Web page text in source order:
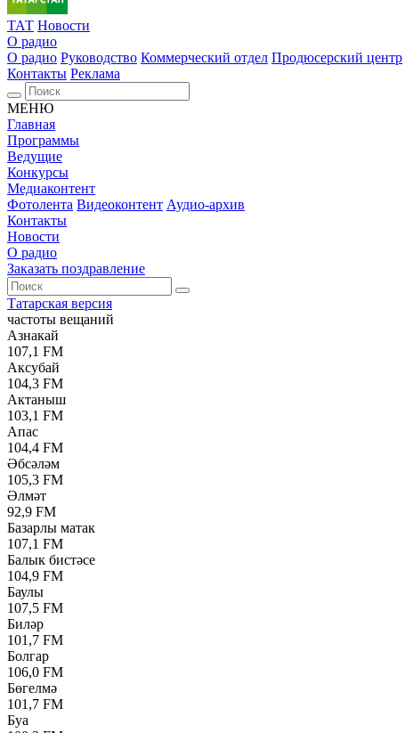
ТАТ Новости
О радио
О радио Руководство Коммерческий отдел Продюсерский центр
Контакты Реклама
МЕНЮ
Главная
Программы
Ведущие
Конкурсы
Медиаконтент
Фотолента Видеоконтент Аудио-архив
Контакты
Новости
О радио
Заказать поздравление
Татарская версия
частоты вещаний
Азнакай
107,1 FM
Аксубай
104,3 FM
Актаныш
103,1 FM
Апас
104,4 FM
Әбсәләм
105,3 FM
Әлмәт
92,9 FM
Базарлы матак
107,1 FM
Балык бистәсе
104,9 FM
Баулы
107,5 FM
Биләр
101,7 FM
Болгар
106,0 FM
Бөгелмә
101,7 FM
Буа